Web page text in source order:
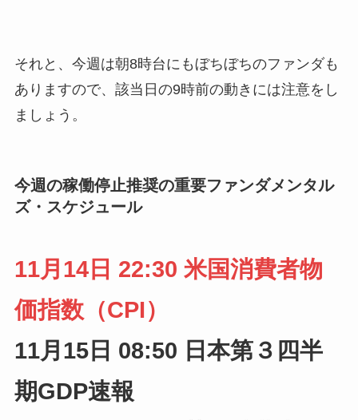
それと、今週は朝8時台にもぼちぼちのファンダも
ありますので、該当日の9時前の動きには注意をし
ましょう。
今週の稼働停止推奨の重要ファンダメンタル
ズ・スケジュール
11月14日 22:30 米国消費者物
価指数（CPI）
11月15日 08:50 日本第３四半
期GDP速報